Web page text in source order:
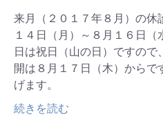
来月（２０１７年８月）の休
１４日（月）～８月１６日（
日は祝日（山の日）ですの
開は８月１７日（木）からで
げます。
続きを読む